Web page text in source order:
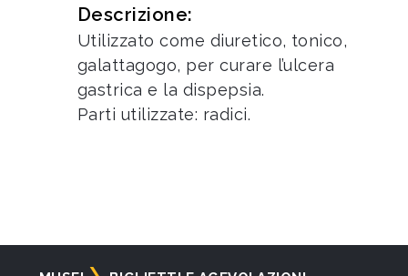
Descrizione:
Utilizzato come diuretico, tonico,
galattagogo, per curare l’ulcera
gastrica e la dispepsia.
Parti utilizzate: radici.